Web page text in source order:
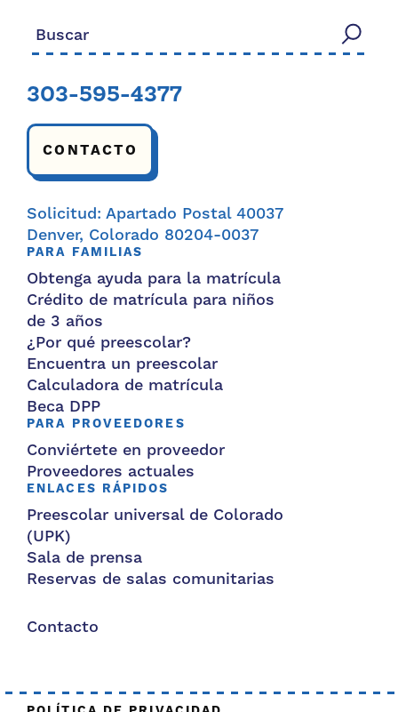
Buscar:
303-595-4377
CONTACTO
Solicitud: Apartado Postal 40037
Denver, Colorado 80204-0037
PARA FAMILIAS
Obtenga ayuda para la matrícula
Crédito de matrícula para niños
de 3 años
¿Por qué preescolar?
Encuentra un preescolar
Calculadora de matrícula
Beca DPP
PARA PROVEEDORES
Conviértete en proveedor
Proveedores actuales
ENLACES RÁPIDOS
Preescolar universal de Colorado
(UPK)
Sala de prensa
Reservas de salas comunitarias
Contacto